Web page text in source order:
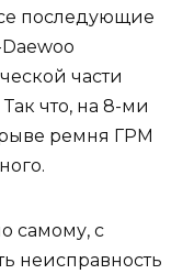
последующие
части
что, на 8-ми
ремня ГРМ
самому, с
неисправность